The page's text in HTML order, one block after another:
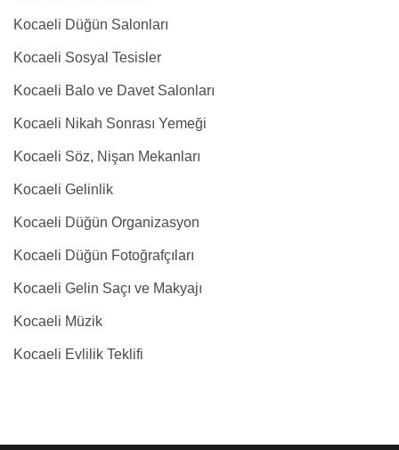
Kocaeli Düğün Salonları
Kocaeli Sosyal Tesisler
Kocaeli Balo ve Davet Salonları
Kocaeli Nikah Sonrası Yemeği
Kocaeli Söz, Nişan Mekanları
Kocaeli Gelinlik
Kocaeli Düğün Organizasyon
Kocaeli Düğün Fotoğrafçıları
Kocaeli Gelin Saçı ve Makyajı
Kocaeli Müzik
Kocaeli Evlilik Teklifi